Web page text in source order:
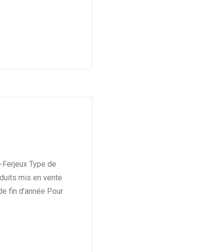
Type de
mis en vente
fin d’année Pour